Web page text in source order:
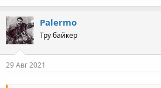
Palermo
Тру байкер
29 Авг 2021